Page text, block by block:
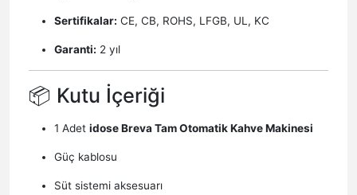
Sertifikalar: CE, CB, ROHS, LFGB, UL, KC
Garanti: 2 yıl
📦 Kutu İçeriği
1 Adet idose Breva Tam Otomatik Kahve Makinesi
Güç kablosu
Süt sistemi aksesuarı